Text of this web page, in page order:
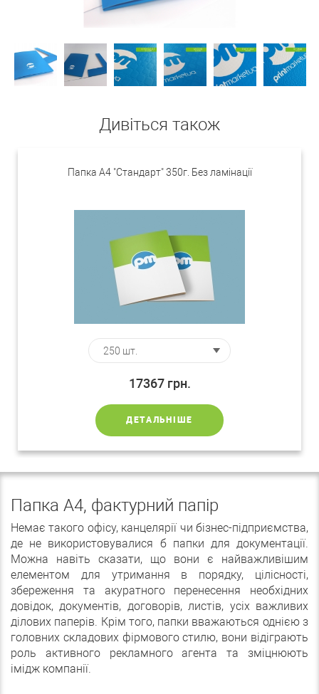
Дивіться також
Папка А4 "Стандарт" 350г. Без ламінації
17367 грн.
ДЕТАЛЬНІШЕ
Папка А4, фактурний папір
Немає такого офісу, канцелярії чи бізнес-підприємства,
де не використовувалися б папки для документації.
Можна навіть сказати, що вони є найважливішим
елементом для утримання в порядку, цілісності,
збереження та акуратного перенесення необхідних
довідок, документів, договорів, листів, усіх важливих
ділових паперів. Крім того, папки вважаються однією з
головних складових фірмового стилю, вони відіграють
роль активного рекламного агента та зміцнюють
імідж компанії.